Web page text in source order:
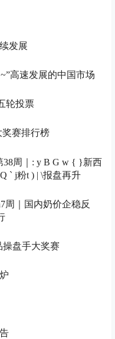
发展
”高速发展的中国市场
轮投票
赛排行榜
周｜ : y B G w { }新西
` j粉t ) | \报盘再升
7周｜国内奶价企稳反
操盘手大奖赛